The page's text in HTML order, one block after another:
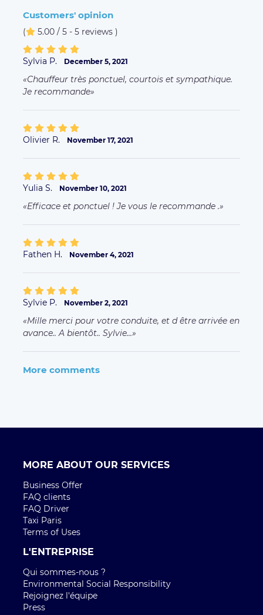
Customers' opinion
( 5.00 / 5 - 5 reviews )
Sylvia P. December 5, 2021
Chauffeur très ponctuel, courtois et sympathique.
Je recommande
Olivier R. November 17, 2021
Yulia S. November 10, 2021
Efficace et ponctuel ! Je vous le recommande .
Fathen H. November 4, 2021
Sylvie P. November 2, 2021
Mille merci pour votre conduite, et d être arrivée en
avance.. A bientôt.. Sylvie...
More comments
MORE ABOUT OUR SERVICES
Business Offer
FAQ clients
FAQ Driver
Taxi Paris
Terms of Uses
L'ENTREPRISE
Qui sommes-nous ?
Environmental Social Responsibility
Rejoignez l'équipe
Press